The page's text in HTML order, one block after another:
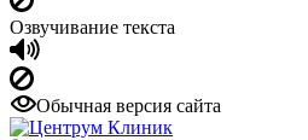
Озвучивание текста
Обычная версия сайта